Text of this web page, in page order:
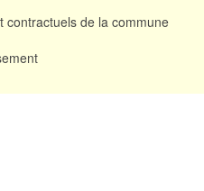
contractuels de la commune